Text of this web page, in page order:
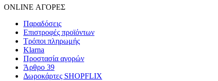
ONLINE ΑΓΟΡΕΣ
Παραδόσεις
Επιστροφές προϊόντων
Τρόποι πληρωμής
Klarna
Προστασία αγορών
Άρθρο 39
Δωροκάρτες SHOPFLIX